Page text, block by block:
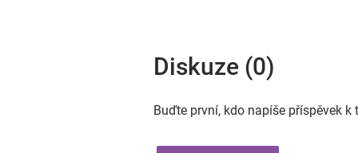
Diskuze (0)
Buďte první, kdo napíše příspěvek k